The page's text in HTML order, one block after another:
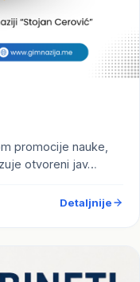
promocije nauke,
otvoreni jav…
Detaljnije